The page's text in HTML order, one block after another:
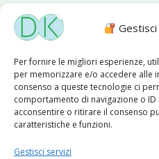
Per fornire le migliori esperienze,
per memorizzare e/o accedere alle
consenso a queste tecnologie ci
comportamento di navigazione o ID
acconsentire o ritirare il consenso
caratteristiche e funzioni.
Gestisci servizi
Sanificazioni ambientali